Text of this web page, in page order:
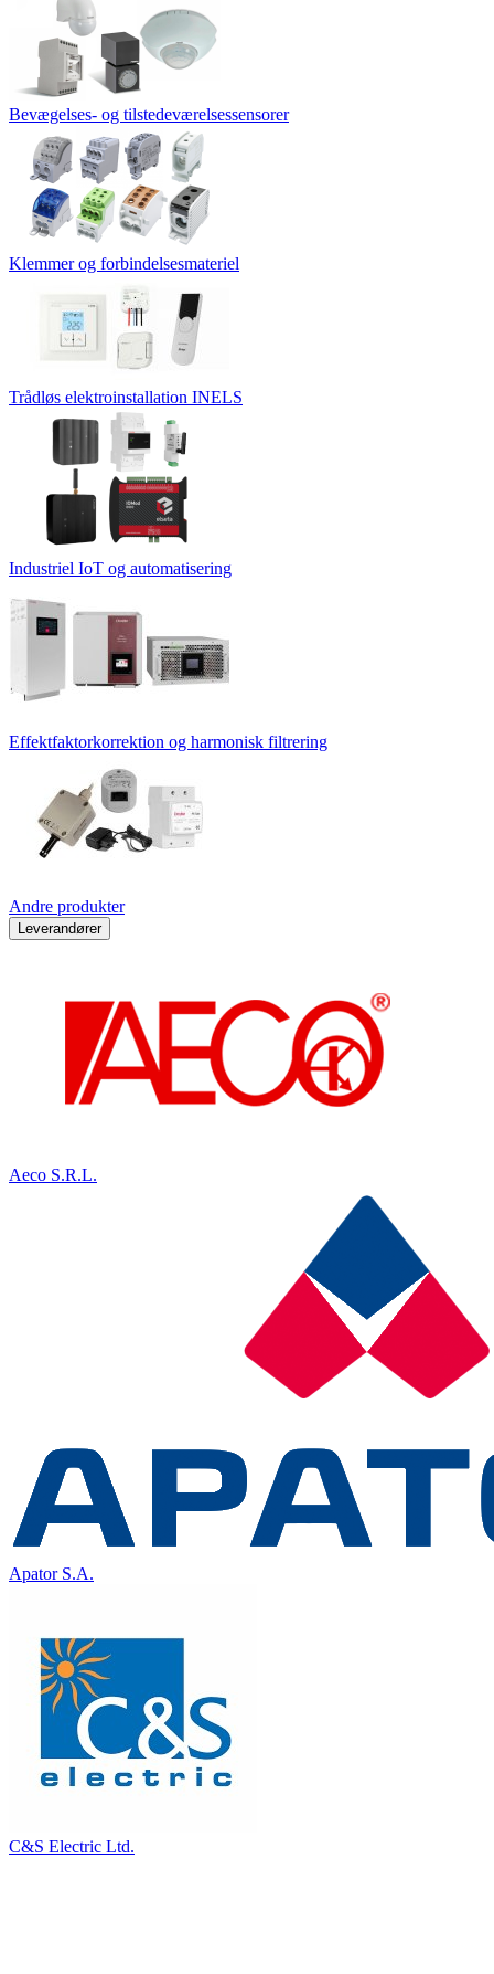
Bevægelses- og tilstedeværelsessensorer
Klemmer og forbindelsesmateriel
Trådløs elektroinstallation INELS
Industriel IoT og automatisering
Effektfaktorkorrektion og harmonisk filtrering
Andre produkter
Leverandører
Aeco S.R.L.
Apator S.A.
C&S Electric Ltd.